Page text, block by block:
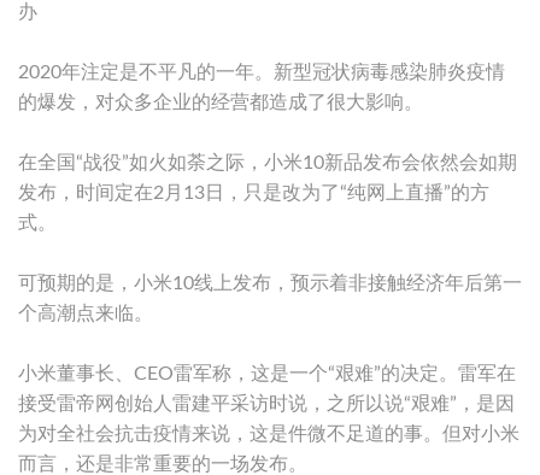
办
2020年注定是不平凡的一年。新型冠状病毒感染肺炎疫情
的爆发，对众多企业的经营都造成了很大影响。
在全国“战役”如火如荼之际，小米10新品发布会依然会如期
发布，时间定在2月13日，只是改为了“纯网上直播”的方
式。
可预期的是，小米10线上发布，预示着非接触经济年后第一
个高潮点来临。
小米董事长、CEO雷军称，这是一个“艰难”的决定。雷军在
接受雷帝网创始人雷建平采访时说，之所以说“艰难”，是因
为对全社会抗击疫情来说，这是件微不足道的事。但对小米
而言，还是非常重要的一场发布。